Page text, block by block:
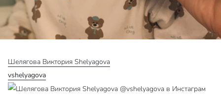
Шелягова Виктория Shelyagova
vshelyagova